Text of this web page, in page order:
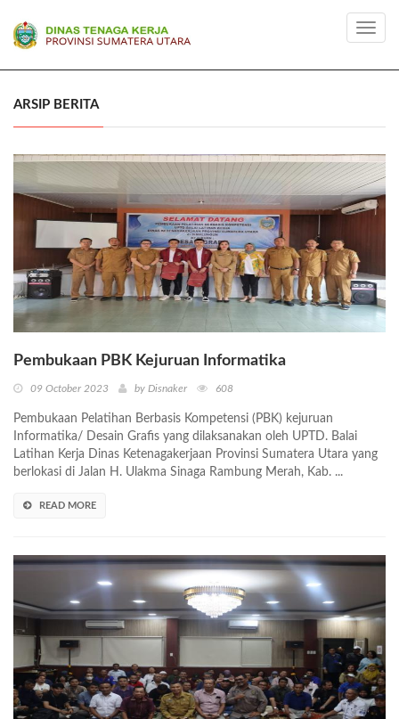
ARSIP BERITA
Pembukaan PBK Kejuruan Informatika
09 October 2023 by Disnaker 608
Pembukaan Pelatihan Berbasis Kompetensi (PBK) kejuruan
Informatika/ Desain Grafis yang dilaksanakan oleh UPTD. Balai
Latihan Kerja Dinas Ketenagakerjaan Provinsi Sumatera Utara yang
berlokasi di Jalan H. Ulakma Sinaga Rambung Merah, Kab. ...
READ MORE